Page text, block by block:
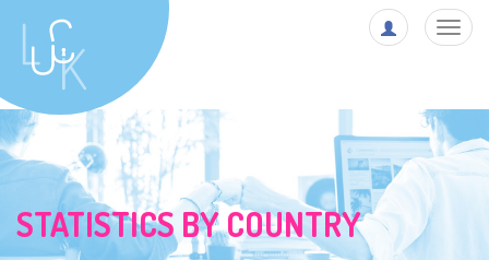
STATISTICS BY COUNTRY